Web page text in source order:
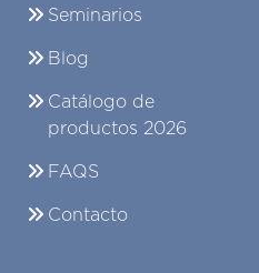
Seminarios
Blog
Catálogo de
productos 2026
FAQS
Contacto